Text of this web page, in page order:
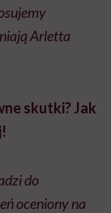
Arletta
skutki? Jak
do
oceniony na